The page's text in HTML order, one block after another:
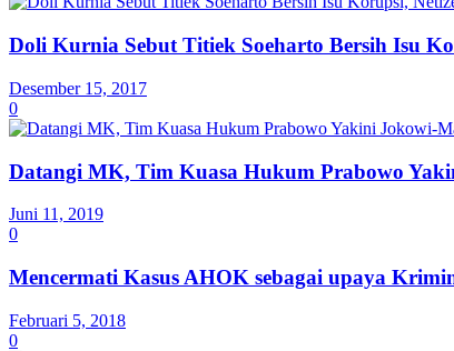
Doli Kurnia Sebut Titiek Soeharto Bersih Isu
Desember 15, 2017
0
Datangi MK, Tim Kuasa Hukum Prabowo
Juni 11, 2019
0
Mencermati Kasus AHOK sebagai upaya
Februari 5, 2018
0